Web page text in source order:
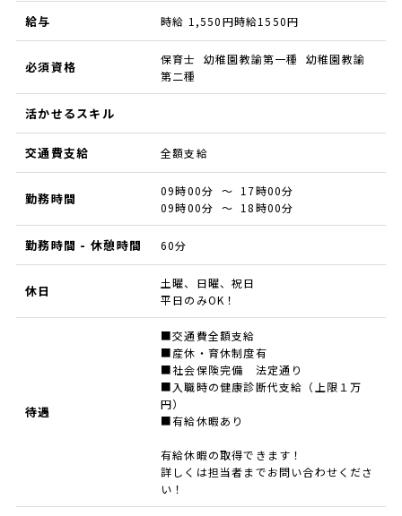
給与 時給 1,550円時給1550円
必須資格
保育士 幼稚園教諭第一種 幼稚園教諭
第二種
活かせるスキル
交通費支給 全額支給
勤務時間
09時00分 ～ 17時00分
09時00分 ～ 18時00分
勤務時間 - 休憩時間 60分
休日
土曜、日曜、祝日
平日のみOK！
待遇
■交通費全額支給
■産休・育休制度有
■社会保険完備 法定通り
■入職時の健康診断代支給（上限１万
円）
■有給休暇あり
有給休暇の取得できます！
詳しくは担当者までお問い合わせくださ
い！